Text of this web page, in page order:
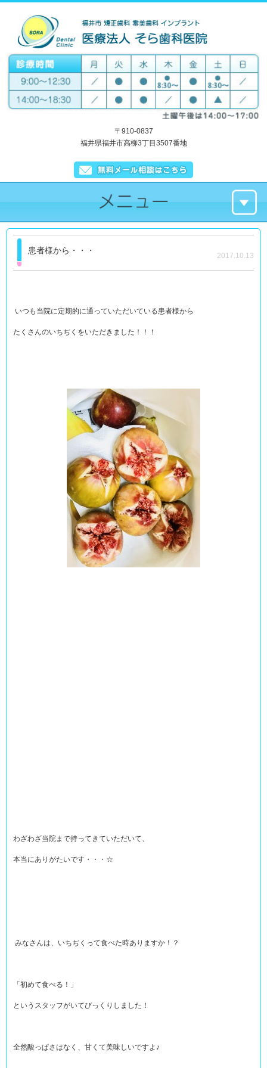
〒910-0837
福井県福井市高柳3丁目3507番地
患者様から・・・
2017.10.13
いつも当院に定期的に通っていただいている患者様から
たくさんのいちぢくをいただきました！！！
わざわざ当院まで持ってきていただいて、
本当にありがたいです・・・☆
みなさんは、いちぢくって食べた時ありますか！？
「初めて食べる！」
というスタッフがいてびっくりしました！
全然酸っぱさはなく、甘くて美味しいですよ♪